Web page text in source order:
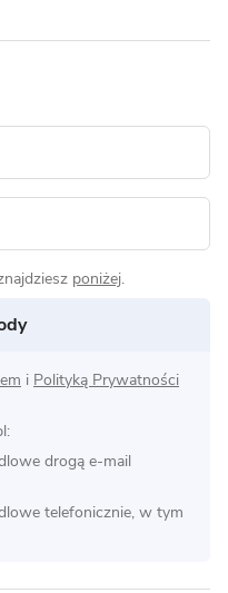
poniżej.
i Polityką Prywatności
drogą e-mail
telefonicznie, w tym